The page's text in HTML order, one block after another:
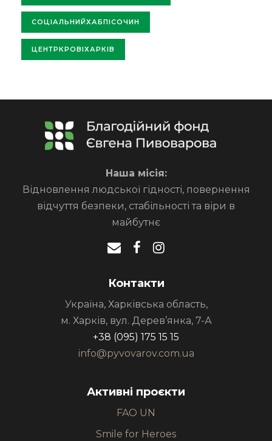
СОЦІАЛЬНИЙХАБПІСОЧИН
ЦЕНТРКРОВІХАРКІВ
Наша місія:
Відновлення людської гідності, повернення
відчуття безпеки, стабільності та віри в
майбутнє
Контакти
Україна, Харківська область,
м. Харків, вул. Дерев’янка, 7-А
+38 (095) 175 15 15
info@pyvovarov.com.ua
Активні проєкти
FAO UN
Smile for Heroes